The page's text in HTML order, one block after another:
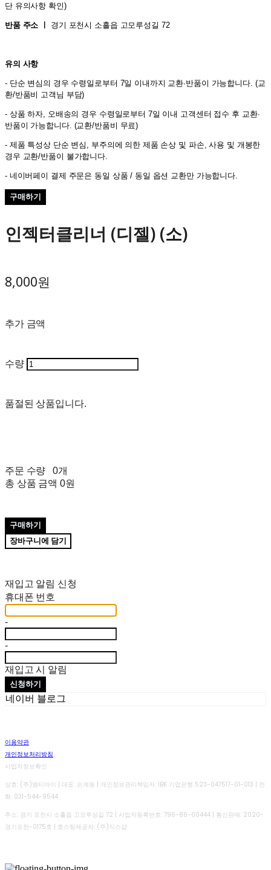
단 유의사항 확인)
반품 주소 ㅣ 경기 포천시 소흘읍 고모루성길 72
유의 사항
- 단순 변심의 경우 수령일로부터 7일 이내까지 교환∙반품이 가능합니다. (교
환/반품비 고객님 부담)
- 상품 하자, 오배송의 경우 수령일로부터 7일 이내 고객센터 접수 후 교환∙
반품이 가능합니다. (교환/반품비 무료)
- 제품 특성상 단순 변심, 부주의에 의한 제품 손상 및 파손, 사용 및 개봉한
경우 교환/반품이 불가합니다.
- 네이버페이 결제 주문은 동일 상품 / 동일 옵션 교환만 가능합니다.
구매하기
인젝터클리너 (디젤) (소)
8,000원
추가 금액
수량
품절된 상품입니다.
주문 수량
0개
총 상품 금액 0원
구매하기
장바구니에 담기
재입고 알림 신청
휴대폰 번호
-
-
재입고 시 알림
신청하기
네이버 블로그
이용약관
개인정보처리방침
사업자정보확인
상호: (주)엠티아이 | 대표: 손계동 | 개인정보관리책임자: IBK 기업은행 523-047517-01-013 | 전
화: 031-544-9544
주소: 경기 포천시 소흘읍 고모루성길 72 | 사업자등록번호: 796-86-00444 | 통신판매: 2020-
경기포천-0175호
| 호스팅제공자: (주)식스샵